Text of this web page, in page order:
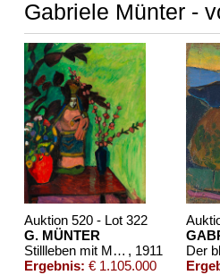
Gabriele Münter -
Auktion 520 - Lot 322
G. MÜNTER
Stillleben mit Madonna , 1911
Ergebnis: € 1.105.000
Der